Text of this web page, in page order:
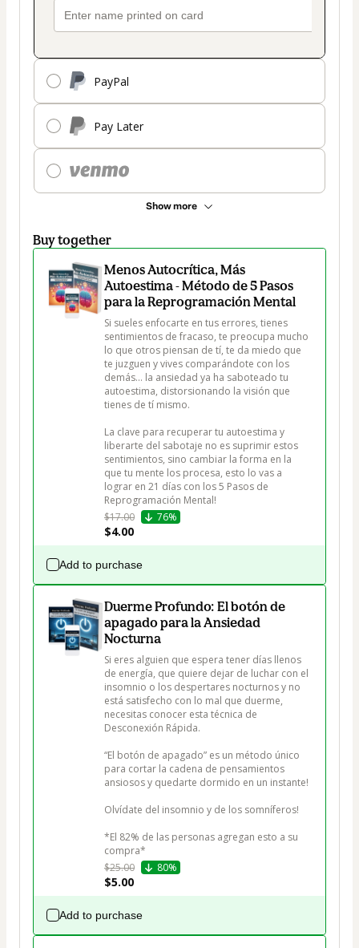
PayPal
Pay Later
Show more
Buy together
Menos Autocrítica, Más
Autoestima - Método de 5 Pasos
para la Reprogramación Mental
Si sueles enfocarte en tus errores, tienes
sentimientos de fracaso, te preocupa mucho
lo que otros piensan de tí, te da miedo que
te juzguen y vives comparándote con los
demás… la ansiedad ya ha saboteado tu
autoestima, distorsionando la visión que
tienes de tí mismo.
La clave para recuperar tu autoestima y
liberarte del sabotaje no es suprimir estos
sentimientos, sino cambiar la forma en la
que tu mente los procesa, esto lo vas a
lograr en 21 días con los 5 Pasos de
Reprogramación Mental!
$17.00
76%
$4.00
Add to purchase
Duerme Profundo: El botón de
apagado para la Ansiedad
Nocturna
Si eres alguien que espera tener días llenos
de energía, que quiere dejar de luchar con el
insomnio o los despertares nocturnos y no
está satisfecho con lo mal que duerme,
necesitas conocer esta técnica de
Desconexión Rápida.
“El botón de apagado” es un método único
para cortar la cadena de pensamientos
ansiosos y quedarte dormido en un instante!
Olvídate del insomnio y de los somníferos!
*El 82% de las personas agregan esto a su
compra*
$25.00
80%
$5.00
Add to purchase